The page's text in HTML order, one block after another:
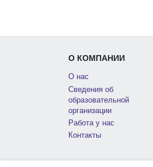
О КОМПАНИИ
О нас
Сведения об
образовательной
организации
Работа у нас
Контакты